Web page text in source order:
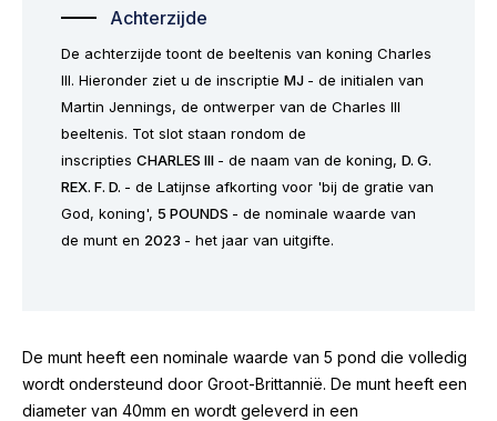
Achterzijde
De achterzijde toont de beeltenis van koning Charles
III. Hieronder ziet u de inscriptie MJ - de initialen van
Martin Jennings, de ontwerper van de Charles III
beeltenis. Tot slot staan rondom de
inscripties CHARLES III - de naam van de koning, D. G.
REX. F. D. - de Latijnse afkorting voor 'bij de gratie van
God, koning', 5 POUNDS - de nominale waarde van
de munt en 2023 - het jaar van uitgifte.
De munt heeft een nominale waarde van 5 pond die volledig
wordt ondersteund door Groot-Brittannië. De munt heeft een
diameter van 40mm en wordt geleverd in een